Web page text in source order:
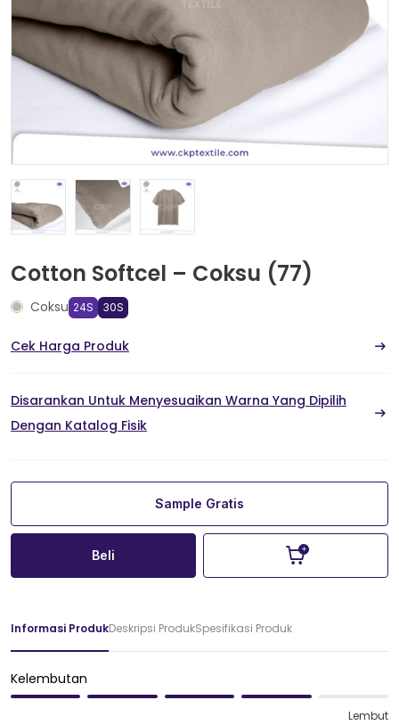
Cotton Softcel – Coksu (77)
Coksu 24S 30S
Cek Harga Produk
Disarankan Untuk Menyesuaikan Warna Yang Dipilih
Dengan Katalog Fisik
Sample Gratis
Beli
Informasi ProdukDeskripsi ProdukSpesifikasi Produk
Kelembutan
Lembut